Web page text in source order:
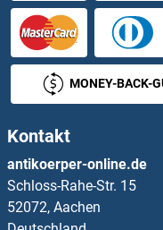
APLP2 Antikörper
APMAP Antikörper
Apo-B100 Antikörper
APOA1BP Antikörper
APOA2 Antikörper
MONEY-BACK-
Kontakt
antikoerper-online.de
Schloss-Rahe-Str. 15
52072, Aachen